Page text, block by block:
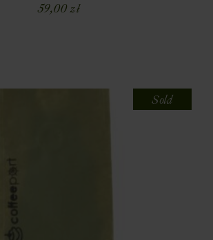
59,00zł
Sold